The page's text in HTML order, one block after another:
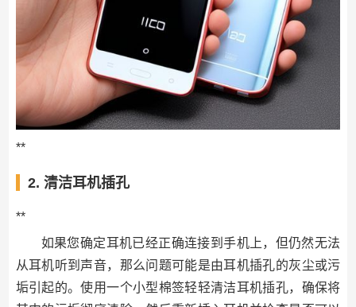
**
2. 清洁耳机插孔
**
如果您确定耳机已经正确连接到手机上，但仍然无法
从耳机听到声音，那么问题可能是由耳机插孔的灰尘或污
垢引起的。使用一个小型棉签轻轻清洁耳机插孔，确保将